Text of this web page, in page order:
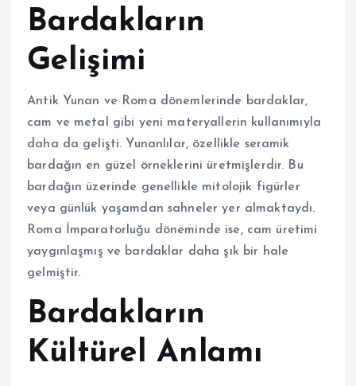
Bardakların
Gelişimi
Antik Yunan ve Roma dönemlerinde bardaklar,
cam ve metal gibi yeni materyallerin kullanımıyla
daha da gelişti. Yunanlılar, özellikle seramik
bardağın en güzel örneklerini üretmişlerdir. Bu
bardağın üzerinde genellikle mitolojik figürler
veya günlük yaşamdan sahneler yer almaktaydı.
Roma İmparatorluğu döneminde ise, cam üretimi
yaygınlaşmış ve bardaklar daha şık bir hale
gelmiştir.
Bardakların
Kültürel Anlamı